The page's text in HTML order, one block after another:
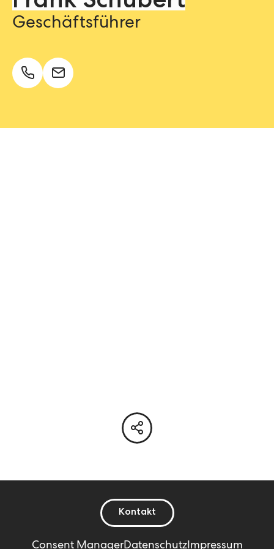
Geschäftsführer
Consent ManagerDatenschutzImpressum
Kontakt